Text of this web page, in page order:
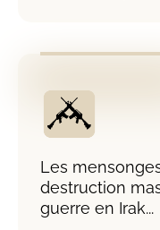
Les
destruction
guerre en Irak...